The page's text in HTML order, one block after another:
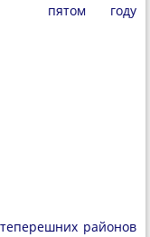
пятом году
районов